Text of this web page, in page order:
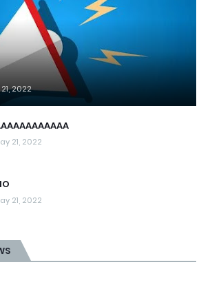
2022
21, 2022
21, 2022